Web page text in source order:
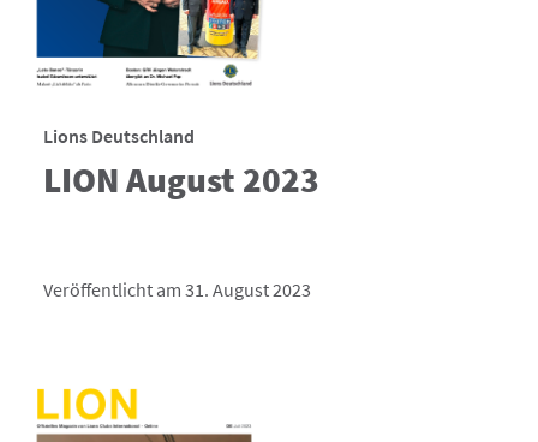
Lions Deutschland
LION August 2023
Veröffentlicht am 31. August 2023